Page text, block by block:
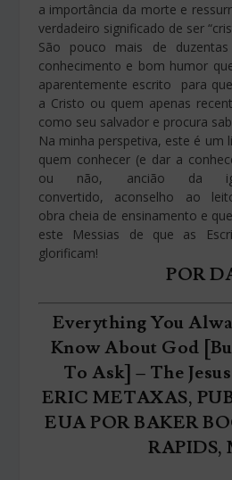
a importância da morte e
verdadeiro significado de ser
São pouco mais de
conhecimento e bom humor
aparentemente escrito para
a Cristo ou quem apenas
como seu salvador e procura
Na minha perspetiva, este é um
quem conhecer (e dar a
ou não, ancião da
convertido, aconselho ao
obra cheia de ensinamento e
este Messias de que as
glorificam!
POR
Everything You
Know About God
To Ask] – The
ERIC METAXAS,
EUA POR BAKER
RAPIDS,